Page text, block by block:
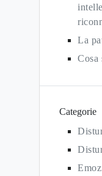
La
Cosa
Categorie